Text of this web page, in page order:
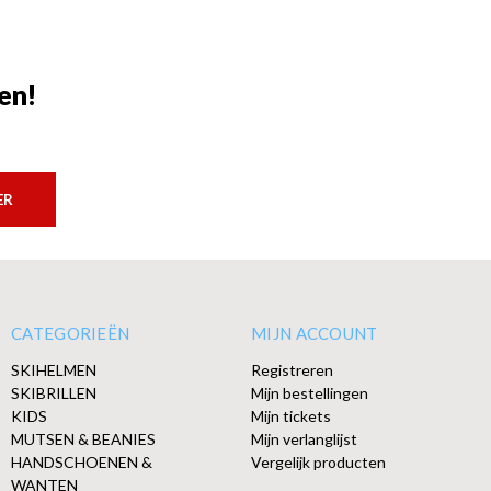
CATEGORIEËN
SKIHELMEN
SKIBRILLEN
KIDS
MUTSEN & BEANIES
HANDSCHOENEN &
WANTEN
MIJN ACCOUNT
Registreren
Mijn bestellingen
Mijn tickets
Mijn verlanglijst
Vergelijk producten